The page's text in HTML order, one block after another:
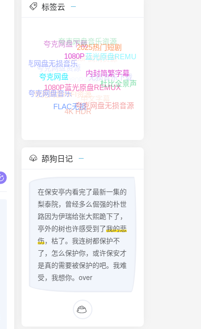
标签云
夸克网盘资源
夸克网盘无损音乐
夸克网盘下载
夸克网盘音乐资源
1080P高清资源
1080P高清
夸克网盘HIFI资源
夸克网盘音乐
夸克网盘
1080P
2025热门短剧
蓝光原盘REMUX
无损音乐下载
中文字幕
4K HDR
FLAC无损
1080P蓝光原盘REMUX
内封简繁字幕
杜比全景声
夸克网盘无损音源
舔狗日记
在保安亭内看完了最新一集的
梨泰院，曾经多么倔强的朴世
路因为伊瑞给张大熙跪下了，
亭外的树也许感受到了我的悲
伤，枯了。我连树都保护不
了，怎么保护你，或许保安才
是真的需要被保护的吧。我难
受，我想你。over